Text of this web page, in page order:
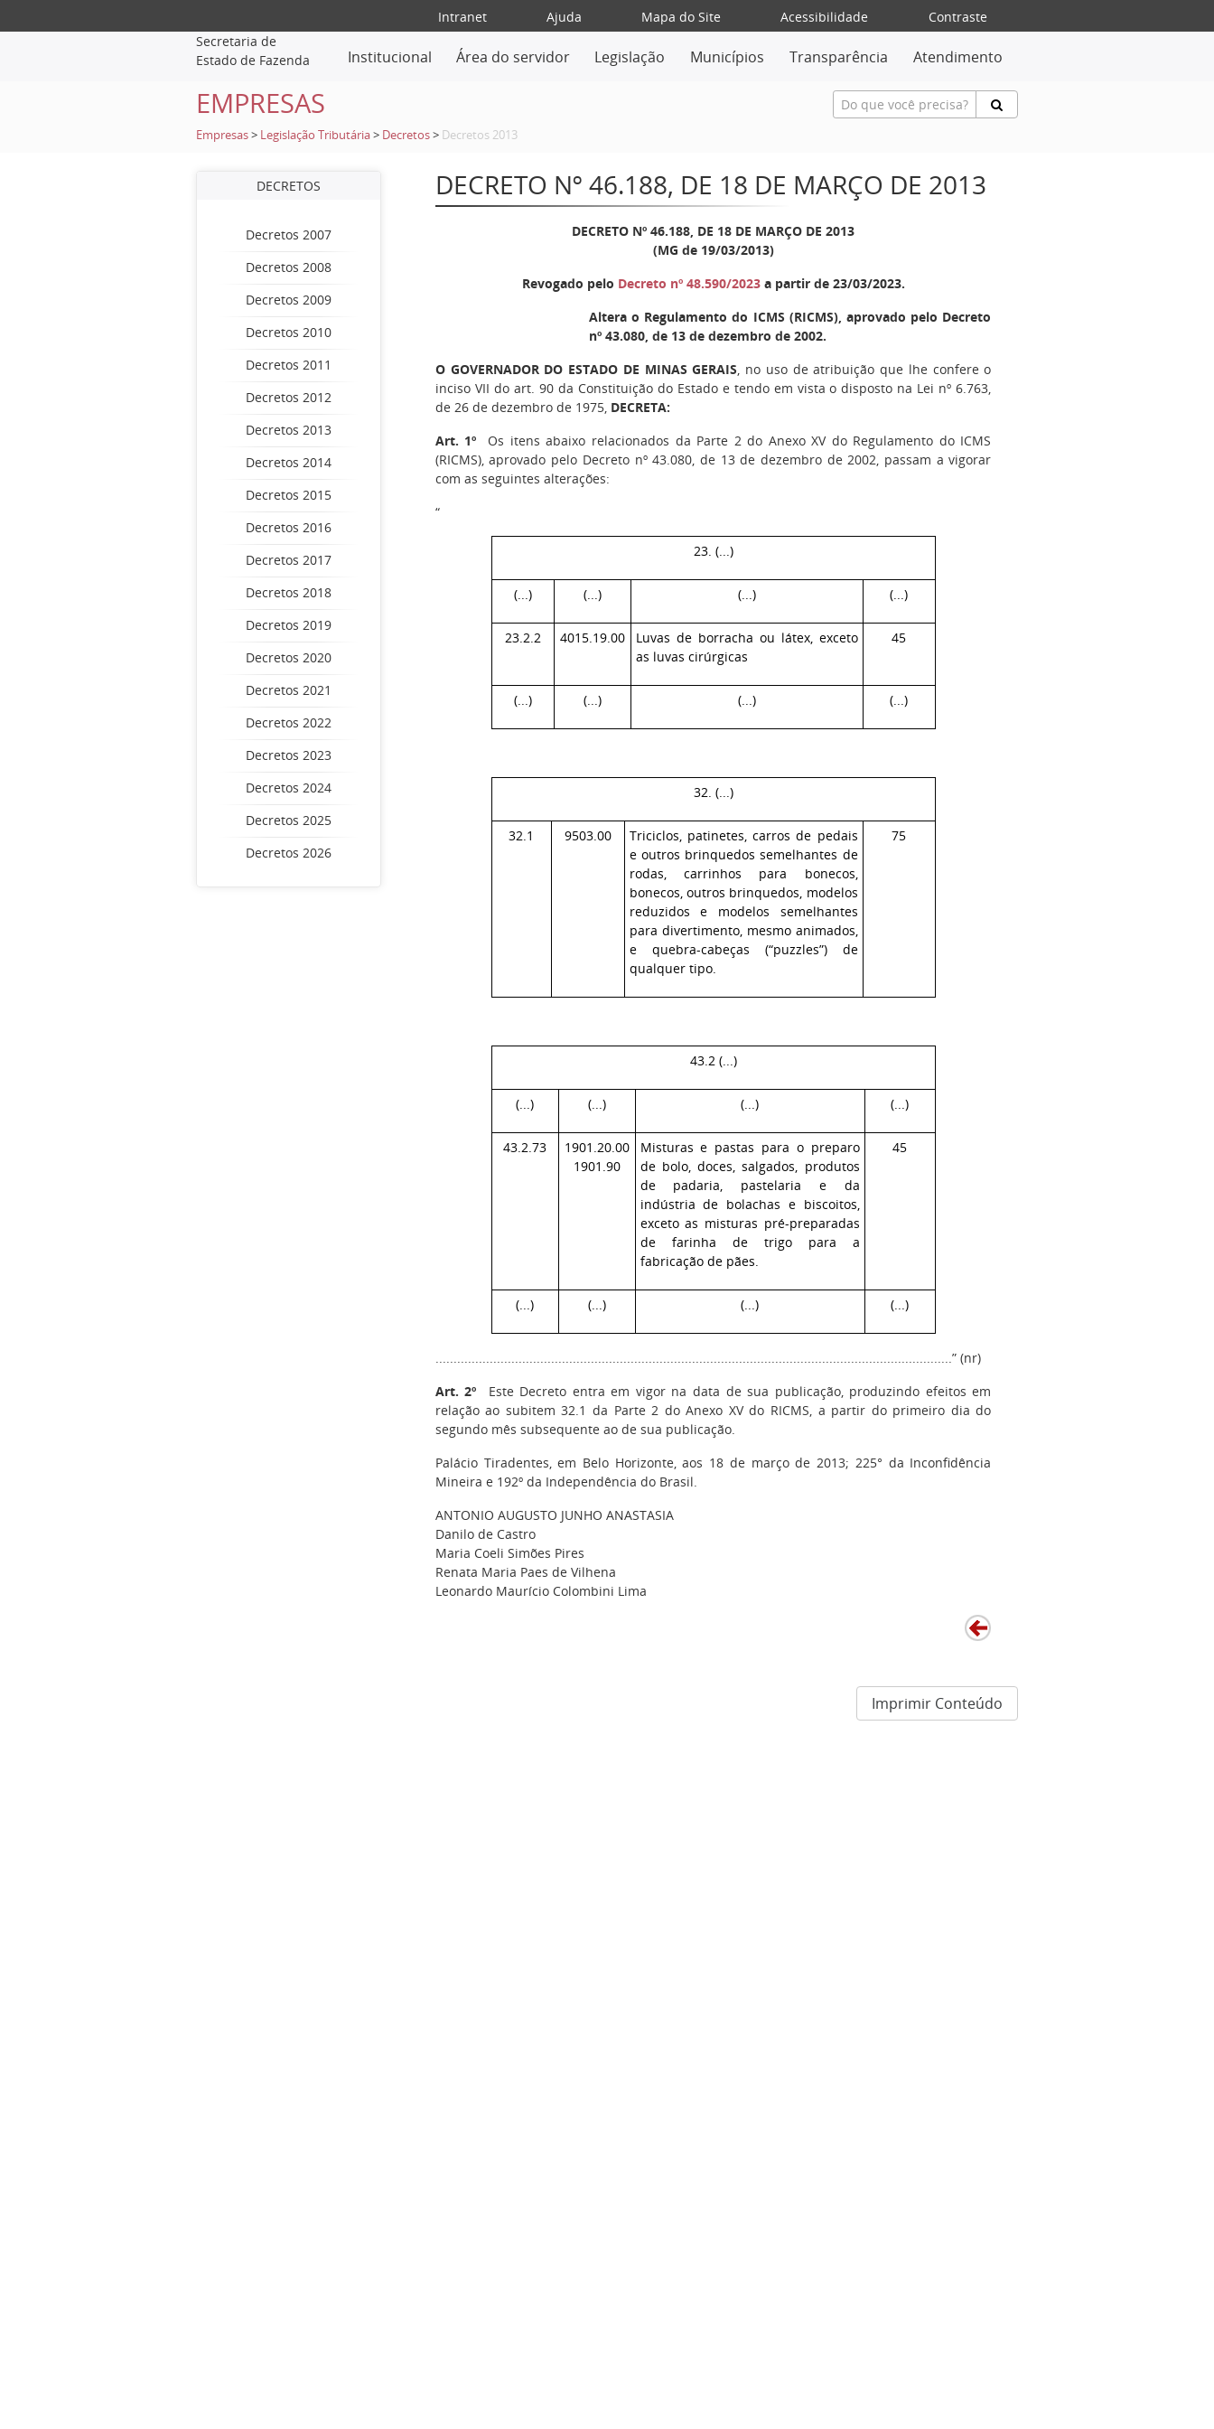
Intranet Ajuda Mapa do Site Acessibilidade
Contraste
Secretaria de
Estado de Fazenda
Institucional Área do servidor Legislação Municípios Transparência Atendimento
EMPRESAS
Empresas > Legislação Tributária > Decretos > Decretos 2013
DECRETOS
Decretos 2007
Decretos 2008
Decretos 2009
Decretos 2010
Decretos 2011
Decretos 2012
Decretos 2013
Decretos 2014
Decretos 2015
Decretos 2016
Decretos 2017
Decretos 2018
Decretos 2019
Decretos 2020
Decretos 2021
Decretos 2022
Decretos 2023
Decretos 2024
Decretos 2025
Decretos 2026
DECRETO Nº 46.188, DE 18 DE MARÇO DE 2013
DECRETO Nº 46.188, DE 18 DE MARÇO DE 2013
(MG de 19/03/2013)
Revogado pelo Decreto nº 48.590/2023a partir de 23/03/2023.
Altera o Regulamento do ICMS (RICMS), aprovado pelo Decreto
nº 43.080, de 13 de dezembro de 2002.
O GOVERNADOR DO ESTADO DE MINAS GERAIS, no uso de atribuição que lhe confere o
inciso VII do art. 90 da Constituição do Estado e tendo em vista o disposto na Lei nº 6.763,
de 26 de dezembro de 1975, DECRETA:
Art. 1º Os itens abaixo relacionados da Parte 2 do Anexo XV do Regulamento do ICMS
(RICMS), aprovado pelo Decreto nº 43.080, de 13 de dezembro de 2002, passam a vigorar
com as seguintes alterações:
“
23. (...)
(...) (...) (...) (...)
23.2.2 4015.19.00
Luvas de borracha ou látex, exceto
as luvas cirúrgicas
45
(...) (...) (...) (...)
32. (...)
32.1 9503.00
Triciclos, patinetes, carros de pedais
e outros brinquedos semelhantes de
rodas, carrinhos para bonecos,
bonecos, outros brinquedos, modelos
reduzidos e modelos semelhantes
para divertimento, mesmo animados,
e quebra-cabeças (“puzzles”) de
qualquer tipo.
75
43.2 (...)
(...) (...) (...) (...)
43.2.73
1901.20.00
1901.90
Misturas e pastas para o preparo
de bolo, doces, salgados, produtos
de padaria, pastelaria e da
indústria de bolachas e biscoitos,
exceto as misturas pré-preparadas
de farinha de trigo para a
fabricaçãode pães.
45
(...) (...) (...) (...)
...............................................................................................................................................” (nr)
Art. 2º Este Decreto entra em vigor na data de sua publicação, produzindo efeitos em
relação ao subitem 32.1 da Parte 2 do Anexo XV do RICMS, a partir do primeiro dia do
segundo mês subsequente ao de sua publicação.
Palácio Tiradentes, em Belo Horizonte, aos 18 de março de 2013; 225° da Inconfidência
Mineira e 192º da Independência do Brasil.
ANTONIO AUGUSTO JUNHO ANASTASIA
Danilo de Castro
Maria Coeli Simões Pires
Renata Maria Paes de Vilhena
Leonardo Maurício Colombini Lima
Imprimir Conteúdo